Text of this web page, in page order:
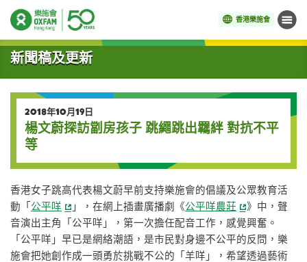
香港樂施會 目錄
開始主要內容
新聞稿及更新
2018年10月19日
楊文蔚探訪劏房孩子 跳繩跳出羈絆 對抗不平
等
香港女子跳高代表楊文蔚早前支持樂施會的倡議及公眾教育活
動「 公平咩 」，在網上插畫廣播劇《公平咩農莊
》中，聲
音演出主角「公平咩」，第一次擔任配音工作，感覺興奮。
「公平咩」早已是網絡潮語，是市民對身邊不公平的反問，樂
施會把她創作成一頭勇於挑戰不公的「羊咩」，希望透過藝術